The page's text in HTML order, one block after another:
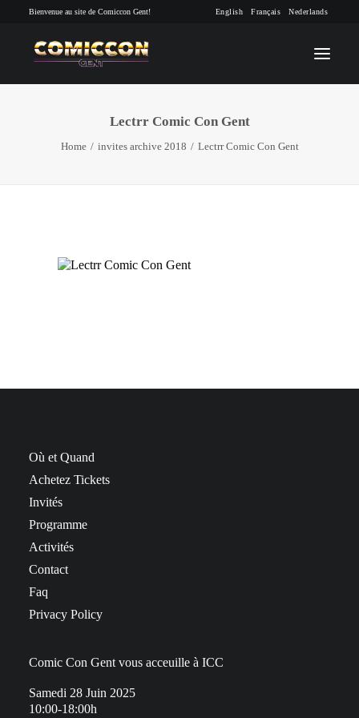
Bienvenue au site de Comiccon Gent! English Français Nederlands
INFO
Lectrr Comic Con Gent
Home invites archive 2018 Lectrr Comic Con Gent
Où et Quand
Achetez Tickets
Invités
Programme
Activités
Contact
Faq
Privacy Policy
Comic Con Gent vous acceuille à ICC
Samedi 28 Juin 2025
10:00-18:00h